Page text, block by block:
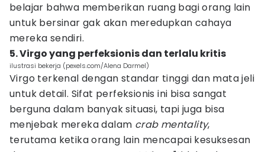
belajar bahwa memberikan ruang bagi orang lain
untuk bersinar gak akan meredupkan cahaya
mereka sendiri.
5. Virgo yang perfeksionis dan terlalu kritis
ilustrasi bekerja (pexels.com/Alena Darmel)
Virgo terkenal dengan standar tinggi dan mata jeli
untuk detail. Sifat perfeksionis ini bisa sangat
berguna dalam banyak situasi, tapi juga bisa
menjebak mereka dalam crab mentality,
terutama ketika orang lain mencapai kesuksesan